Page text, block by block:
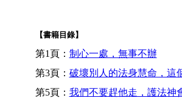
【書籍目錄】
第1頁： 制心一處，無事不辦
第3頁： 破壞別人的法身慧命，這
第5頁： 我們不要趕他走，護法神